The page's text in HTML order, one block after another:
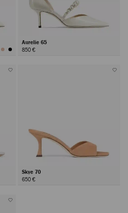
Aurelie 65
850 €
Skye 70
650 €